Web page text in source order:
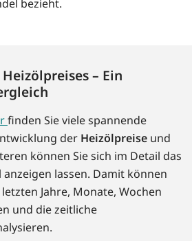
bezieht.
– Ein
finden Sie viele spannende
der Heizölpreise und
können Sie sich im Detail das
lassen. Damit können
Jahre, Monate, Wochen
und die zeitliche